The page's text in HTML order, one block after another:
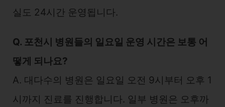
실도 24시간 운영됩니다.
Q. 포천시 병원들의 일요일 운영 시간은 보통 어
떻게 되나요?
A. 대다수의 병원은 일요일 오전 9시부터 오후 1
시까지 진료를 진행합니다. 일부 병원은 오후까